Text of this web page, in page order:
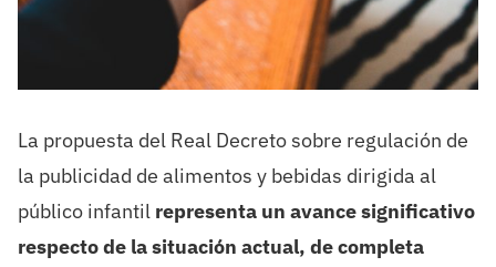
La propuesta del Real Decreto sobre regulación de
la publicidad de alimentos y bebidas dirigida al
público infantil representa un avance significativo
respecto de la situación actual, de completa